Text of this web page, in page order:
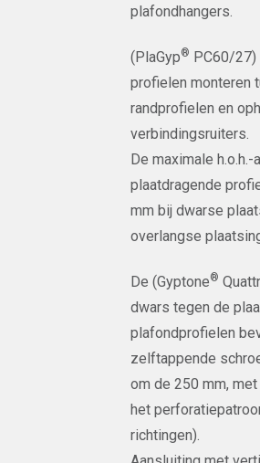
plafondhangers.
(PlaGyp® PC60/27)
profielen monteren
randprofielen en
verbindingsruiters.
De maximale
plaatdragende
mm bij dwarse
overlangse
De (Gyptone®
dwars tegen de
plafondprofielen
zelftappende
om de 250 mm,
het
richtingen).